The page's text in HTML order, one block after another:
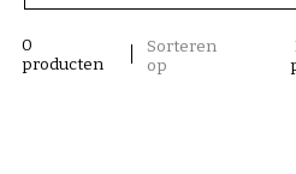
0
producten
Sorteren
op